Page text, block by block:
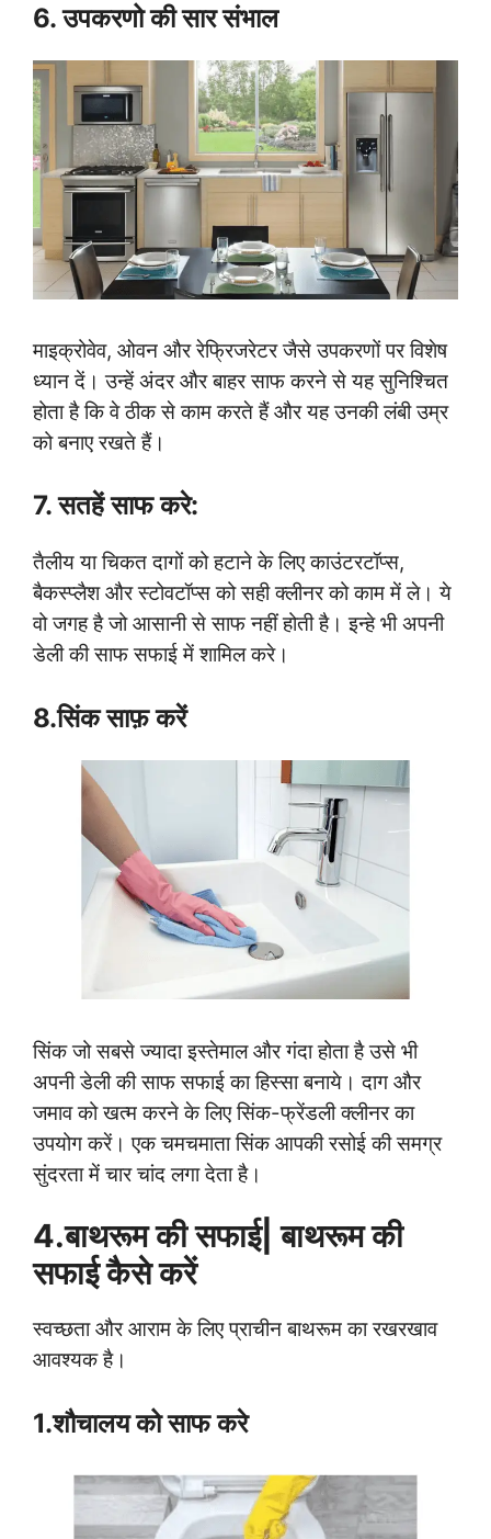
6. उपकरणो की सार संभाल
माइक्रोवेव, ओवन और रेफ्रिजरेटर जैसे उपकरणों पर विशेष
ध्यान दें। उन्हें अंदर और बाहर साफ करने से यह सुनिश्चित
होता है कि वे ठीक से काम करते हैं और यह उनकी लंबी उम्र
को बनाए रखते हैं।
7. सतहें साफ करे:
तैलीय या चिकत दागों को हटाने के लिए काउंटरटॉप्स,
बैकस्प्लैश और स्टोवटॉप्स को सही क्लीनर को काम में ले। ये
वो जगह है जो आसानी से साफ नहीं होती है। इन्हे भी अपनी
डेली की साफ सफाई में शामिल करे।
8.सिंक साफ़ करें
सिंक जो सबसे ज्यादा इस्तेमाल और गंदा होता है उसे भी
अपनी डेली की साफ सफाई का हिस्सा बनाये। दाग और
जमाव को खत्म करने के लिए सिंक-फ्रेंडली क्लीनर का
उपयोग करें। एक चमचमाता सिंक आपकी रसोई की समग्र
सुंदरता में चार चांद लगा देता है।
4.बाथरूमकी सफाई|बाथरूमकी
सफाई कैसे करें
स्वच्छता और आराम के लिए प्राचीन बाथरूम का रखरखाव
आवश्यक है।
1.शौचालय को साफ करे